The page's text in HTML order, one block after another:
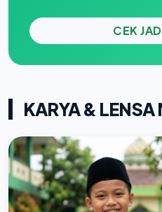
CEK
KARYA &